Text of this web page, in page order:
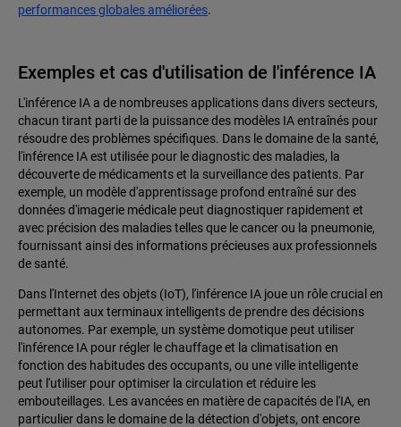
performances globales améliorées.
Exemples et cas d'utilisation de l'inférence IA
L'inférence IA a de nombreuses applications dans divers secteurs,
chacun tirant parti de la puissance des modèles IA entraînés pour
résoudre des problèmes spécifiques. Dans le domaine de la santé,
l'inférence IA est utilisée pour le diagnostic des maladies, la
découverte de médicaments et la surveillance des patients. Par
exemple, un modèle d'apprentissage profond entraîné sur des
données d'imagerie médicale peut diagnostiquer rapidement et
avec précision des maladies telles que le cancer ou la pneumonie,
fournissant ainsi des informations précieuses aux professionnels
de santé.
Dans l'Internet des objets (IoT), l'inférence IA joue un rôle crucial en
permettant aux terminaux intelligents de prendre des décisions
autonomes. Par exemple, un système domotique peut utiliser
l'inférence IA pour régler le chauffage et la climatisation en
fonction des habitudes des occupants, ou une ville intelligente
peut l'utiliser pour optimiser la circulation et réduire les
embouteillages. Les avancées en matière de capacités de l'IA, en
particulier dans le domaine de la détection d'objets, ont encore